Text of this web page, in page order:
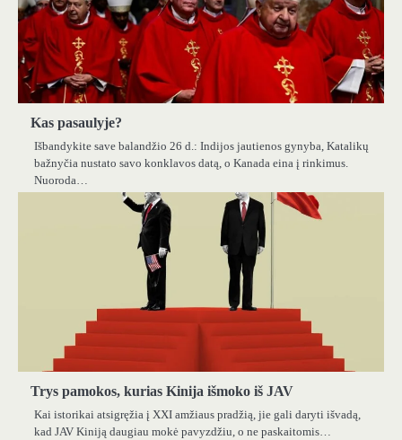
Kas pasaulyje?
Išbandykite save balandžio 26 d.: Indijos jautienos gynyba, Katalikų
bažnyčia nustato savo konklavos datą, o Kanada eina į rinkimus.
Nuoroda…
Trys pamokos, kurias Kinija išmoko iš JAV
Kai istorikai atsigręžia į XXI amžiaus pradžią, jie gali daryti išvadą,
kad JAV Kiniją daugiau mokė pavyzdžiu, o ne paskaitomis…